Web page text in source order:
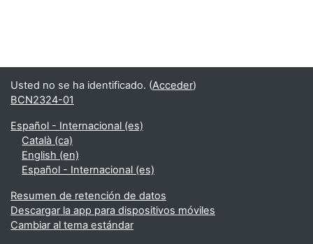
Usted no se ha identificado. (Acceder)
BCN2324-01
Español - Internacional ‎(es)‎
Català ‎(ca)‎
English ‎(en)‎
Español - Internacional ‎(es)‎
Resumen de retención de datos
Descargar la app para dispositivos móviles
Cambiar al tema estándar